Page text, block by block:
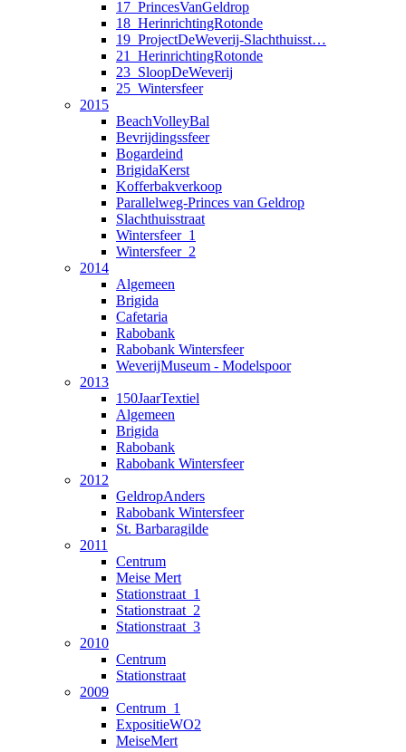
17_PrincesVanGeldrop
18_HerinrichtingRotonde
19_ProjectDeWeverij-Slachthuisst…
21_HerinrichtingRotonde
23_SloopDeWeverij
25_Wintersfeer
2015
BeachVolleyBal
Bevrijdingssfeer
Bogardeind
BrigidaKerst
Kofferbakverkoop
Parallelweg-Princes van Geldrop
Slachthuisstraat
Wintersfeer_1
Wintersfeer_2
2014
Algemeen
Brigida
Cafetaria
Rabobank
Rabobank Wintersfeer
WeverijMuseum - Modelspoor
2013
150JaarTextiel
Algemeen
Brigida
Rabobank
Rabobank Wintersfeer
2012
GeldropAnders
Rabobank Wintersfeer
St. Barbaragilde
2011
Centrum
Meise Mert
Stationstraat_1
Stationstraat_2
Stationstraat_3
2010
Centrum
Stationstraat
2009
Centrum_1
ExpositieWO2
MeiseMert